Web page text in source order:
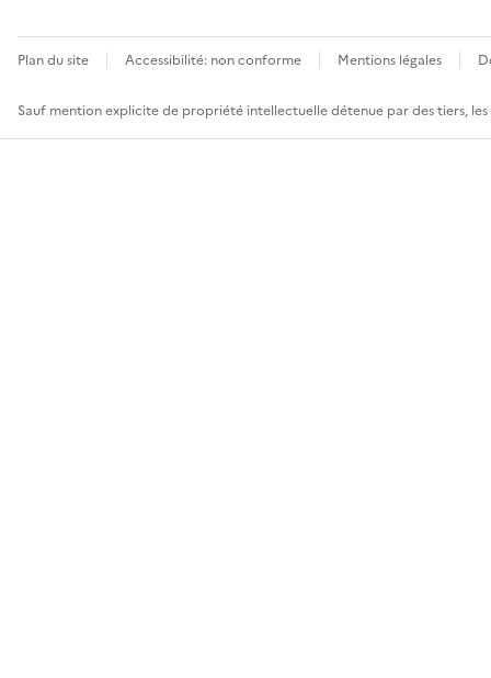
Plan du site Accessibilité: non conforme Mentions légales
Sauf mention explicite de propriété intellectuelle détenue par des tiers,